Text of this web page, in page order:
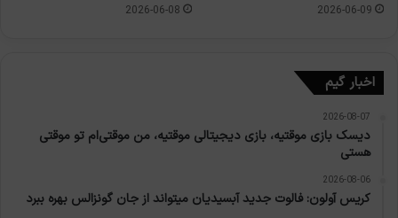
2026-06-09
2026-06-08
اخبار گیم
2026-08-07
دیسک بازی موقتیه، بازی دیجیتالی موقتیه، من موقتی‌ام تو موقتی
هستی
2026-08-06
کریس آولون: فالوت جدید آبسیدیان میتواند از جان گونزالس بهره ببرد